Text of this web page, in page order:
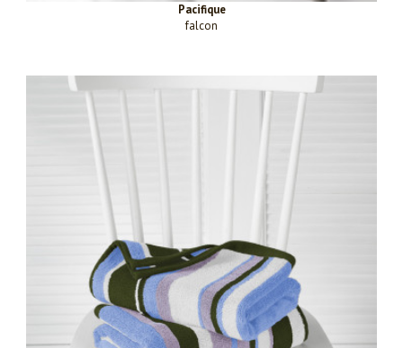
Pacifique
falcon